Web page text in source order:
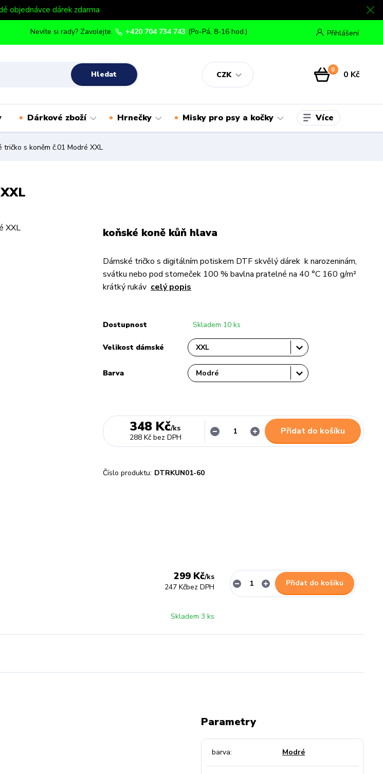
objednávce dárek zdarma
CZK
Přihlášení
Hledat
Nevíte si rady? Zavolejte. +420 704 734 743 (Po-Pá, 8-16 hod.)
0 0 Kč
Dárkové zboží Hrnečky Misky pro psy a kočky Více
tričko s koněm č.01 Modré XXL
koňské koně kůň hlava
Dámské tričko s digitálním potiskem DTF skvělý dárek k narozeninám,
svátku nebo pod stomeček 100 % bavlna pratelné na 40 °C 160 g/m²
krátký rukáv celý popis
Dostupnost Skladem 10 ks
Velikost dámské
Barva
348 Kč/ks
288 Kč bez DPH
Přidat do košíku
Číslo produktu: DTRKUN01-60
299 Kč/ks
247 Kčbez DPH
Skladem 3 ks
Přidat do košíku
Parametry
barva Modré